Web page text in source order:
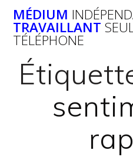
MÉDIUM
TRAVAILLANT
TÉLÉPHONE